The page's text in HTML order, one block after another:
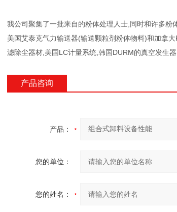
我公司聚集了一批来自的粉体处理人士,同时和许多粉
美国艾泰克气力输送器(输送颗粒剂粉体物料)和加拿
滤除尘器材,美国LC计量系统,韩国DURM的真空发生
产品咨询
产品：
您的单位：
您的姓名：